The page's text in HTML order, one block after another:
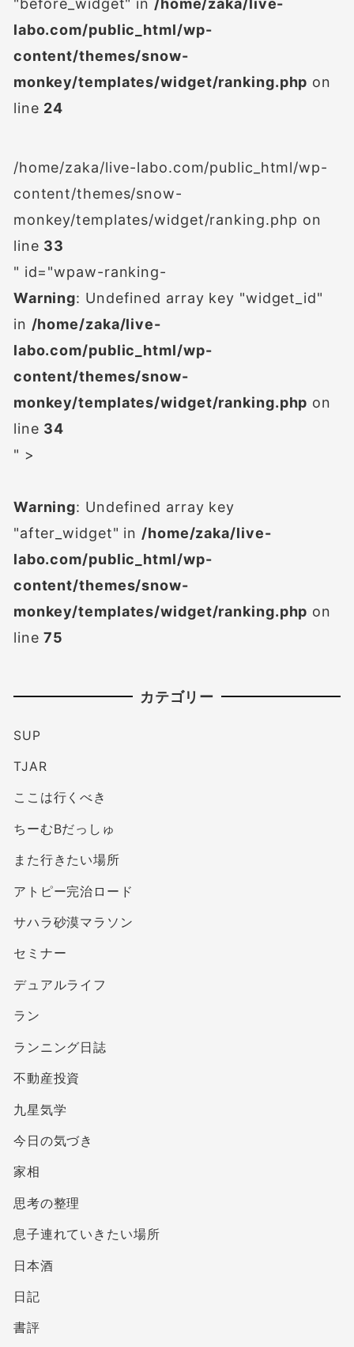
"before_widget" in /home/zaka/live-
labo.com/public_html/wp-
content/themes/snow-
monkey/templates/widget/ranking.php on
line 24
/home/zaka/live-labo.com/public_html/wp-
content/themes/snow-
monkey/templates/widget/ranking.php on
line 33
" id="wpaw-ranking-
Warning: Undefined array key "widget_id"
in /home/zaka/live-
labo.com/public_html/wp-
content/themes/snow-
monkey/templates/widget/ranking.php on
line 34
" >
Warning: Undefined array key
"after_widget" in /home/zaka/live-
labo.com/public_html/wp-
content/themes/snow-
monkey/templates/widget/ranking.php on
line75
カテゴリー
SUP
TJAR
ここは行くべき
ちーむBだっしゅ
また行きたい場所
アトピー完治ロード
サハラ砂漠マラソン
セミナー
デュアルライフ
ラン
ランニング日誌
不動産投資
九星気学
今日の気づき
家相
思考の整理
息子連れていきたい場所
日本酒
日記
書評